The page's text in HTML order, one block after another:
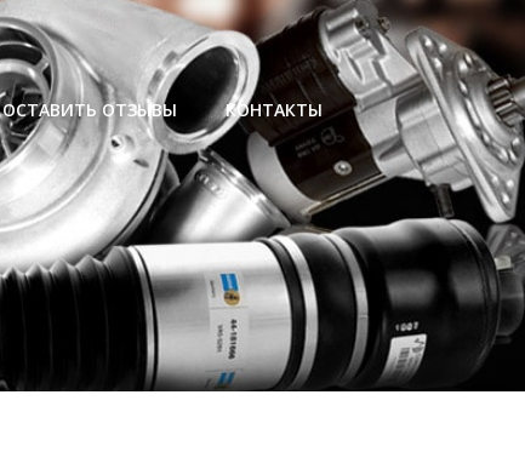
ОСТАВИТЬ ОТЗЫВЫ КОНТАКТЫ